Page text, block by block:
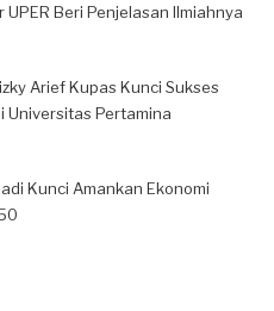
UPER Beri Penjelasan Ilmiahnya
Arief Kupas Kunci Sukses
Universitas Pertamina
Kunci Amankan Ekonomi